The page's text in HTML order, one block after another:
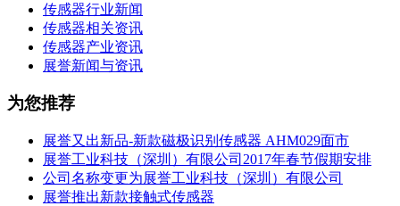
传感器行业新闻
传感器相关资讯
传感器产业资讯
展誉新闻与资讯
为您推荐
展誉又出新品-新款磁极识别传感器 AHM029面市
展誉工业科技（深圳）有限公司2017年春节假期安排
公司名称变更为展誉工业科技（深圳）有限公司
展誉推出新款接触式传感器